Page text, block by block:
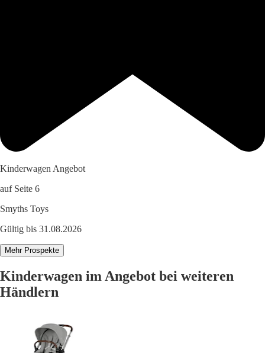
Kinderwagen Angebot
auf Seite 6
Smyths Toys
Gültig bis 31.08.2026
Mehr Prospekte
Kinderwagen im Angebot bei weiteren
Händlern